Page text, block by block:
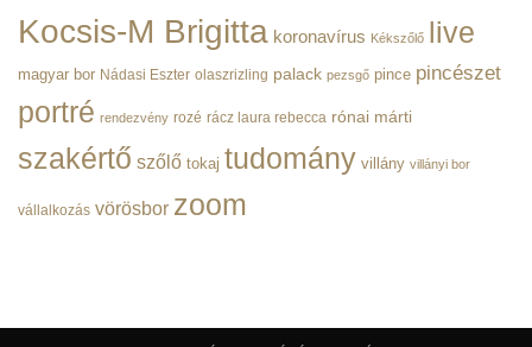
Kocsis-M Brigitta koronavírus Kékszőlő live
magyar bor Nádasi Eszter olaszrizling palack pezsgő pince pincészet
portré rendezvény rozé rácz laura rebecca rónai márti
szakértő szőlő tokaj tudomány villány villányi bor
vállalkozás vörösbor zoom